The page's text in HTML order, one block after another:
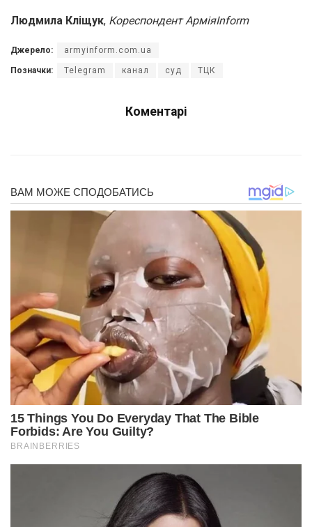
Людмила Кліщук, Кореспондент АрміяInform
Джерело: armyinform.com.ua
Позначки: Telegram канал суд ТЦК
Коментарі